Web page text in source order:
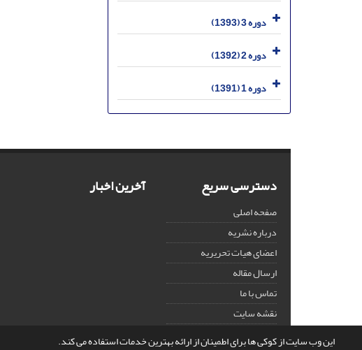
این وب سایت از کوکی ها برای اطمینان از ارائه بهترین خدمات استفاده می کند.
دوره 3 (1393)
دوره 2 (1392)
دوره 1 (1391)
دسترسی سریع
صفحه اصلی
درباره نشریه
اعضای هیات تحریریه
ارسال مقاله
تماس با ما
نقشه سایت
آخرین اخبار